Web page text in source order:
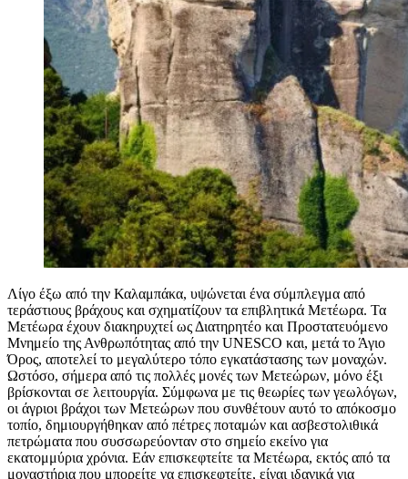
Λίγο έξω από την Καλαμπάκα, υψώνεται ένα σύμπλεγμα από
τεράστιους βράχους και σχηματίζουν τα επιβλητικά Μετέωρα. Τα
Μετέωρα έχουν διακηρυχτεί ως Διατηρητέο και Προστατευόμενο
Μνημείο της Ανθρωπότητας από την UNESCO και, μετά το Άγιο
Όρος, αποτελεί το μεγαλύτερο τόπο εγκατάστασης των μοναχών.
Ωστόσο, σήμερα από τις πολλές μονές των Μετεώρων, μόνο έξι
βρίσκονται σε λειτουργία. Σύμφωνα με τις θεωρίες των γεωλόγων,
οι άγριοι βράχοι των Μετεώρων που συνθέτουν αυτό το απόκοσμο
τοπίο, δημιουργήθηκαν από πέτρες ποταμών και ασβεστολιθικά
πετρώματα που συσσωρεύονταν στο σημείο εκείνο για
εκατομμύρια χρόνια. Εάν επισκεφτείτε τα Μετέωρα, εκτός από τα
μοναστήρια που μπορείτε να επισκεφτείτε, είναι ιδανικά για